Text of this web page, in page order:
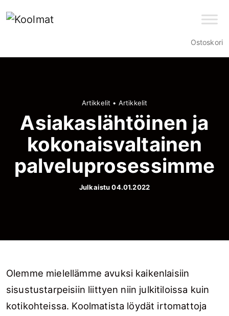
Ostoskori
Artikkelit • Artikkelit
Asiakaslähtöinen ja
kokonaisvaltainen
palveluprosessimme
Julkaistu 04.01.2022
Olemme mielellämme avuksi kaikenlaisiin
sisustustarpeisiin liittyen niin julkitiloissa kuin
kotikohteissa. Koolmatista löydät irtomattoja